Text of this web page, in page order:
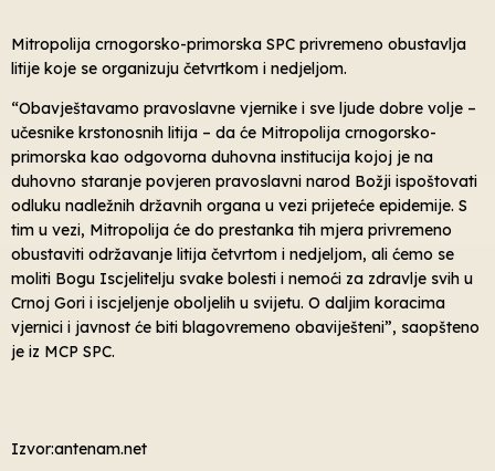
Mitropolija crnogorsko-primorska SPC privremeno obustavlja
litije koje se organizuju četvrtkom i nedjeljom.
“Obavještavamo pravoslavne vjernike i sve ljude dobre volje –
učesnike krstonosnih litija – da će Mitropolija crnogorsko-
primorska kao odgovorna duhovna institucija kojoj je na
duhovno staranje povjeren pravoslavni narod Božji ispoštovati
odluku nadležnih državnih organa u vezi prijeteće epidemije. S
tim u vezi, Mitropolija će do prestanka tih mjera privremeno
obustaviti održavanje litija četvrtom i nedjeljom, ali ćemo se
moliti Bogu Iscjelitelju svake bolesti i nemoći za zdravlje svih u
Crnoj Gori i iscjeljenje oboljelih u svijetu. O daljim koracima
vjernici i javnost će biti blagovremeno obaviješteni”, saopšteno
je iz MCP SPC.
Izvor:antenam.net